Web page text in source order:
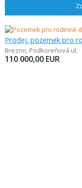
Prodej, pozemek pro
Brezno, Podkoreňová ul.
110 000,00 EUR